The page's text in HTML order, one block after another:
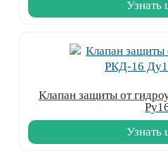
Узнать
Клапан защиты от
Узнать